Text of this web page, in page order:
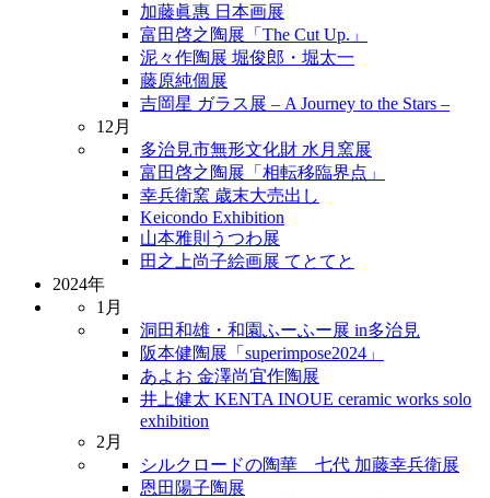
加藤眞惠 日本画展
富田啓之陶展「The Cut Up.」
泥々作陶展 堀俊郎・堀太一
藤原純個展
吉岡星 ガラス展 – A Journey to the Stars –
12月
多治見市無形文化財 水月窯展
富田啓之陶展「相転移臨界点」
幸兵衛窯 歳末大売出し
Keicondo Exhibition
山本雅則うつわ展
田之上尚子絵画展 てとてと
2024年
1月
洞田和雄・和園ふーふー展 in多治見
阪本健陶展「superimpose2024」
あよお 金澤尚宜作陶展
井上健太 KENTA INOUE ceramic works solo
exhibition
2月
シルクロードの陶華 七代 加藤幸兵衛展
恩田陽子陶展